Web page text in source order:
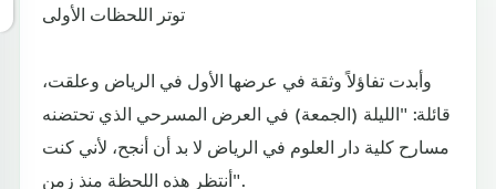
توتر اللحظات الأولى
وأبدت تفاؤلاً وثقة في عرضها الأول في الرياض وعلقت،
قائلة: "الليلة (الجمعة) في العرض المسرحي الذي تحتضنه
مسارح كلية دار العلوم في الرياض لا بد أن أنجح، لأني كنت
أنتظر هذه اللحظة منذ زمن".